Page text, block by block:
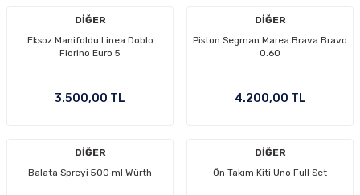
DİĞER
Eksoz Manifoldu Linea Doblo
Fiorino Euro 5
3.500,00 TL
DİĞER
Piston Segman Marea Brava Bravo
0.60
4.200,00 TL
DİĞER
Balata Spreyi 500 ml Würth
DİĞER
Ön Takım Kiti Uno Full Set